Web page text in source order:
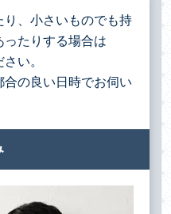
、小さいものでも持
ったりする場合は
い。
の良い日時でお伺い